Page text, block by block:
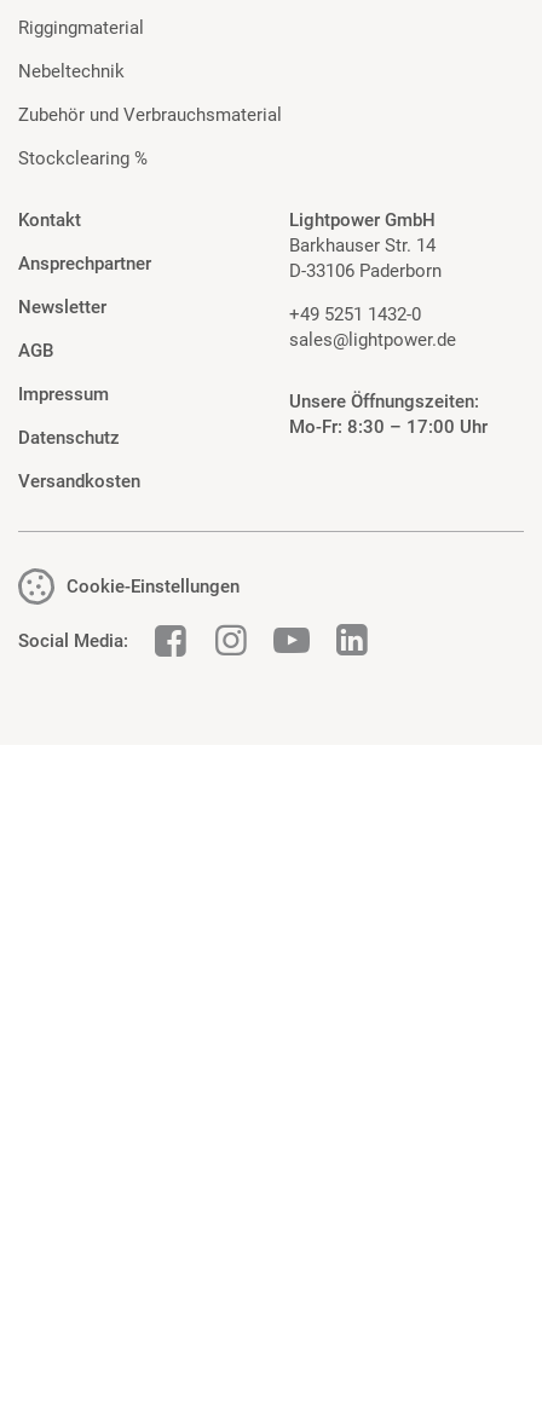
Riggingmaterial
Nebeltechnik
Zubehör und Verbrauchsmaterial
Stockclearing %
Kontakt
Ansprechpartner
Newsletter
AGB
Impressum
Datenschutz
Versandkosten
Lightpower GmbH
Barkhauser Str. 14
D-33106 Paderborn
+49 5251 1432-0
sales@lightpower.de
Unsere Öffnungszeiten:
Mo-Fr: 8:30 – 17:00 Uhr
Cookie-Einstellungen
Social Media: